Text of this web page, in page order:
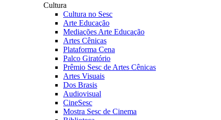
Cultura
Cultura no Sesc
Arte Educação
Mediações Arte Educação
Artes Cênicas
Plataforma Cena
Palco Giratório
Prêmio Sesc de Artes Cênicas
Artes Visuais
Dos Brasis
Audiovisual
CineSesc
Mostra Sesc de Cinema